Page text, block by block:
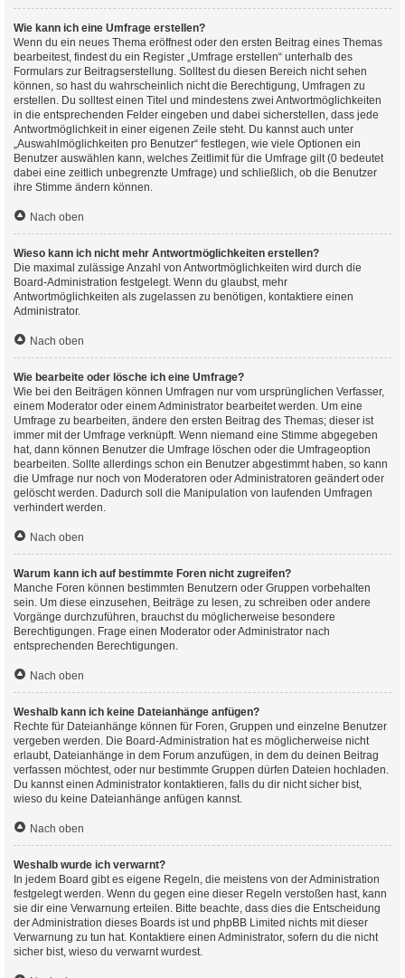
Wie kann ich eine Umfrage erstellen?
Wenn du ein neues Thema eröffnest oder den ersten Beitrag eines Themas
bearbeitest, findest du ein Register „Umfrage erstellen“ unterhalb des
Formulars zur Beitragserstellung. Solltest du diesen Bereich nicht sehen
können, so hast du wahrscheinlich nicht die Berechtigung, Umfragen zu
erstellen. Du solltest einen Titel und mindestens zwei Antwortmöglichkeiten
in die entsprechenden Felder eingeben und dabei sicherstellen, dass jede
Antwortmöglichkeit in einer eigenen Zeile steht. Du kannst auch unter
„Auswahlmöglichkeiten pro Benutzer“ festlegen, wie viele Optionen ein
Benutzer auswählen kann, welches Zeitlimit für die Umfrage gilt (0 bedeutet
dabei eine zeitlich unbegrenzte Umfrage) und schließlich, ob die Benutzer
ihre Stimme ändern können.
Nach oben
Wieso kann ich nicht mehr Antwortmöglichkeiten erstellen?
Die maximal zulässige Anzahl von Antwortmöglichkeiten wird durch die
Board-Administration festgelegt. Wenn du glaubst, mehr
Antwortmöglichkeiten als zugelassen zu benötigen, kontaktiere einen
Administrator.
Nach oben
Wie bearbeite oder lösche ich eine Umfrage?
Wie bei den Beiträgen können Umfragen nur vom ursprünglichen Verfasser,
einem Moderator oder einem Administrator bearbeitet werden. Um eine
Umfrage zu bearbeiten, ändere den ersten Beitrag des Themas; dieser ist
immer mit der Umfrage verknüpft. Wenn niemand eine Stimme abgegeben
hat, dann können Benutzer die Umfrage löschen oder die Umfrageoption
bearbeiten. Sollte allerdings schon ein Benutzer abgestimmt haben, so kann
die Umfrage nur noch von Moderatoren oder Administratoren geändert oder
gelöscht werden. Dadurch soll die Manipulation von laufenden Umfragen
verhindert werden.
Nach oben
Warum kann ich auf bestimmte Foren nicht zugreifen?
Manche Foren können bestimmten Benutzern oder Gruppen vorbehalten
sein. Um diese einzusehen, Beiträge zu lesen, zu schreiben oder andere
Vorgänge durchzuführen, brauchst du möglicherweise besondere
Berechtigungen. Frage einen Moderator oder Administrator nach
entsprechenden Berechtigungen.
Nach oben
Weshalb kann ich keine Dateianhänge anfügen?
Rechte für Dateianhänge können für Foren, Gruppen und einzelne Benutzer
vergeben werden. Die Board-Administration hat es möglicherweise nicht
erlaubt, Dateianhänge in dem Forum anzufügen, in dem du deinen Beitrag
verfassen möchtest, oder nur bestimmte Gruppen dürfen Dateien hochladen.
Du kannst einen Administrator kontaktieren, falls du dir nicht sicher bist,
wieso du keine Dateianhänge anfügen kannst.
Nach oben
Weshalb wurde ich verwarnt?
In jedem Board gibt es eigene Regeln, die meistens von der Administration
festgelegt werden. Wenn du gegen eine dieser Regeln verstoßen hast, kann
sie dir eine Verwarnung erteilen. Bitte beachte, dass dies die Entscheidung
der Administration dieses Boards ist und phpBB Limited nichts mit dieser
Verwarnung zu tun hat. Kontaktiere einen Administrator, sofern du die nicht
sicher bist, wieso du verwarnt wurdest.